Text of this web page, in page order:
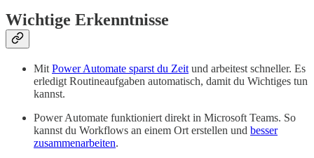
Wichtige Erkenntnisse
Mit Power Automate sparst du Zeit und arbeitest schneller. Es
erledigt Routineaufgaben automatisch, damit du Wichtiges tun
kannst.
Power Automate funktioniert direkt in Microsoft Teams. So
kannst du Workflows an einem Ort erstellen und besser
zusammenarbeiten.